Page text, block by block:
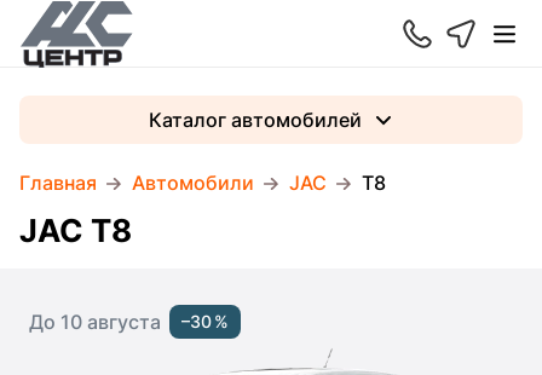
Главная Автомобили JAC T8
Каталог автомобилей
JAC T8
До 10 августа –30 %